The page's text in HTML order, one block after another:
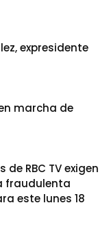
expresidente
marcha de
RBC TV exigen
fraudulenta
este lunes 18